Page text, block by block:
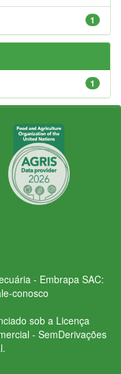
1
1
- Embrapa SAC:
conosco
sob a Licença
- SemDerivações